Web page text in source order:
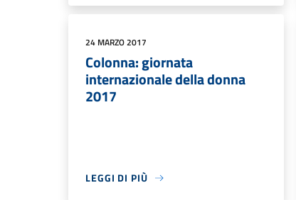
24 MARZO 2017
Colonna: giornata
internazionale della donna
2017
LEGGI DI PIÙ